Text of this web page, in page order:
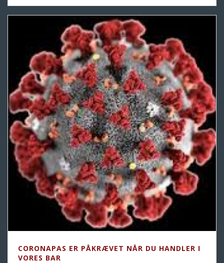
CORONAPAS ER PÅKRÆVET NÅR DU HANDLER I
VORES BAR